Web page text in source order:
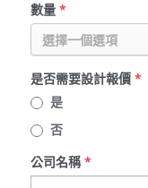
數量*
選擇一個選項
是否需要設計報價*
是
否
公司名稱*